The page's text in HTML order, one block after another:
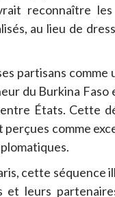
reconnaître
au lieu de
partisans comme
du Burkina
États. Cette
comme
cette séquence
leurs